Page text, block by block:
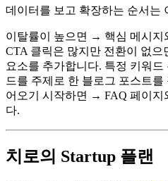
데이터를 보고 확장하는 순서는
이탈률이 높으면 → 핵심 메시지
CTA 클릭은 많지만 전환이 없
요소를 추가합니다. 특정 키워
드를 주제로 한 블로그 포스트
어오기 시작하면 → FAQ 페이지
다.
치로의 Startup 플랜